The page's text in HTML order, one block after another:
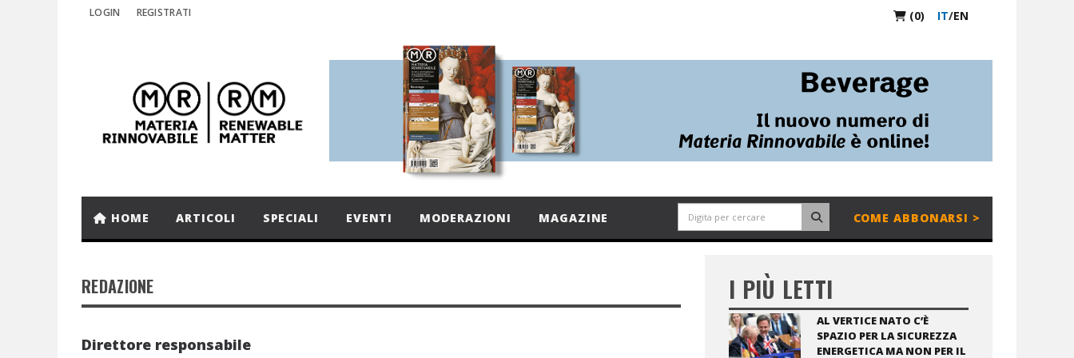
LOGIN REGISTRATI (0) IT/EN
HOME ARTICOLI SPECIALI EVENTI MODERAZIONI MAGAZINE COME ABBONARSI >
REDAZIONE
Direttore responsabile
I PIÙ LETTI
AL VERTICE NATO C’È
SPAZIO PER LA SICUREZZA
ENERGETICA MA NON PER IL